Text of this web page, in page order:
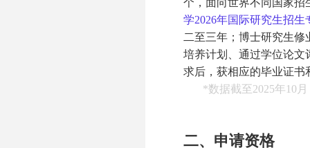
个，面向世界不同国家招
学2026年国际研究生招生
二至三年；博士研究生修
培养计划、通过学位论文
求后，获相应的毕业证书
*数据截至2025年10 月
二、申请资格